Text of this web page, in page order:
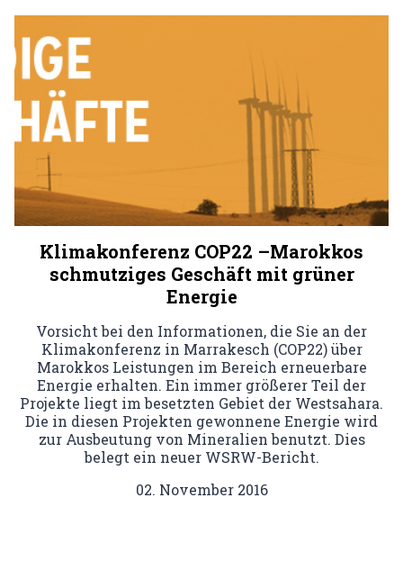
Klimakonferenz COP22 –Marokkos
schmutziges Geschäft mit grüner
Energie
Vorsicht bei den Informationen, die Sie an der
Klimakonferenz in Marrakesch (COP22) über
Marokkos Leistungen im Bereich erneuerbare
Energie erhalten. Ein immer größerer Teil der
Projekte liegt im besetzten Gebiet der Westsahara.
Die in diesen Projekten gewonnene Energie wird
zur Ausbeutung von Mineralien benutzt. Dies
belegt ein neuer WSRW-Bericht.
02. November 2016